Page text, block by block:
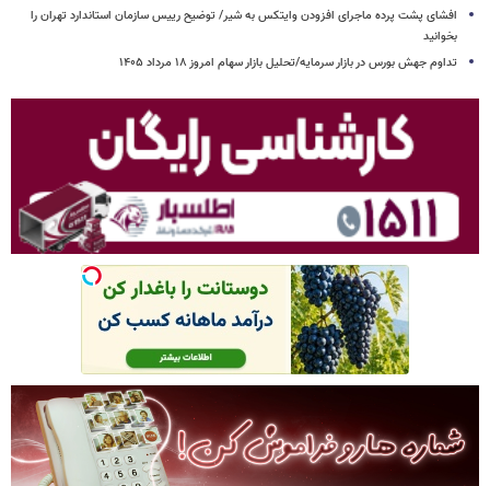
افشای پشت پرده ماجرای افزودن وایتکس به شیر/ توضیح رییس سازمان استاندارد تهران را
بخوانید
تداوم جهش بورس در بازار سرمایه/تحلیل بازار سهام امروز ۱۸ مرداد ۱۴۰۵